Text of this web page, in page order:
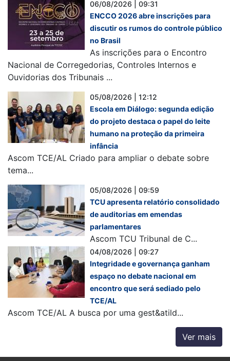
06/08/2026 | 09:31
ENCCO 2026 abre inscrições para
discutir os rumos do controle público
no Brasil
As inscrições para o Encontro
Nacional de Corregedorias, Controles Internos e
Ouvidorias dos Tribunais ...
05/08/2026 | 12:12
Escola em Diálogo: segunda edição
do projeto destaca o papel do leite
humano na proteção da primeira
infância
Ascom TCE/AL Criado para ampliar o debate sobre
tema...
05/08/2026 | 09:59
TCU apresenta relatório consolidado
de auditorias em emendas
parlamentares
Ascom TCU Tribunal de C...
04/08/2026 | 09:27
Integridade e governança ganham
espaço no debate nacional em
encontro que será sediado pelo
TCE/AL
Ascom TCE/AL A busca por uma gest&atild...
Ver mais